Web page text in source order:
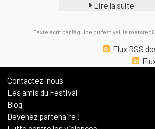
Lire la suite
Texte écrit par l'équipe du festival, le mercredi
Flux RSS
Contactez-nous
Les amis du Festival
Blog
Devenez partenaire !